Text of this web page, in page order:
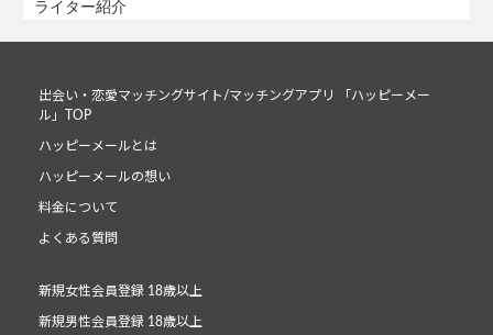
ライター紹介
出会い・恋愛マッチングサイト/マッチングアプリ 「ハッピーメー
ル」TOP
ハッピーメールとは
ハッピーメールの想い
料金について
よくある質問
新規女性会員登録 18歳以上
新規男性会員登録 18歳以上